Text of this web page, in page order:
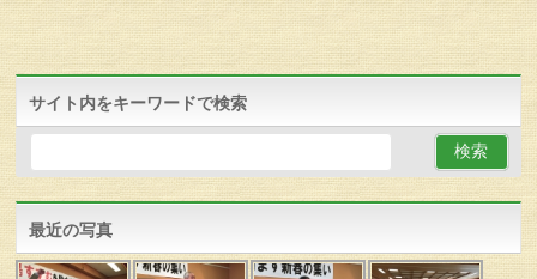
サイト内をキーワードで検索
最近の写真